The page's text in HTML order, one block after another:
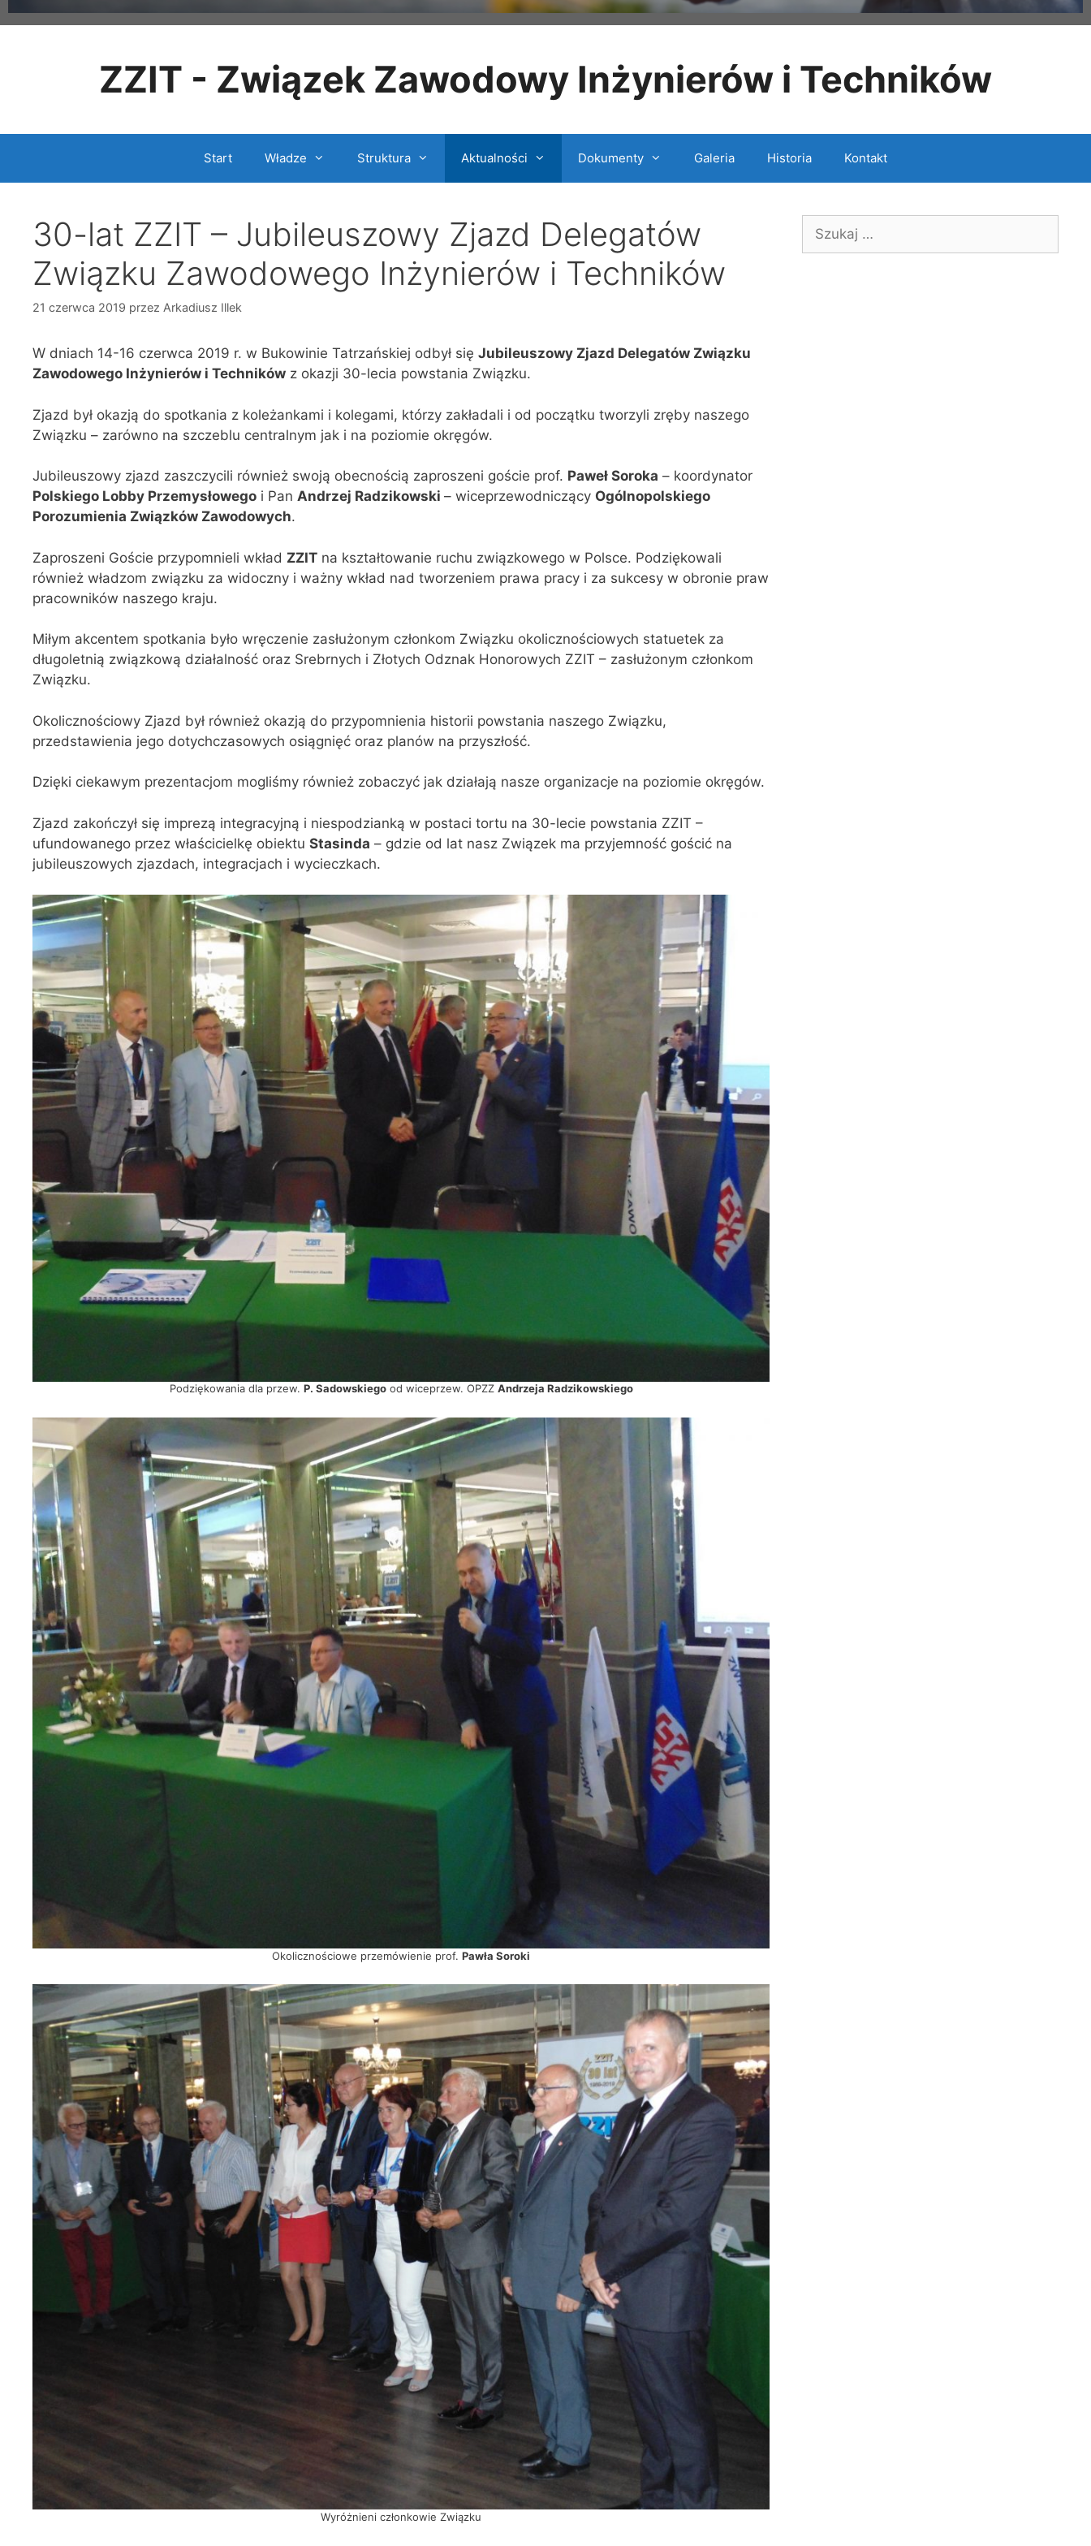
ZZIT - Związek Zawodowy Inżynierów i Techników
Start Władze Struktura Aktualności Dokumenty Galeria Historia Kontakt
30-lat ZZIT – Jubileuszowy Zjazd Delegatów
Związku Zawodowego Inżynierów i Techników
21 czerwca 2019 przez Arkadiusz Illek
W dniach 14-16 czerwca 2019 r. w Bukowinie Tatrzańskiej odbył się Jubileuszowy Zjazd Delegatów Związku
Zawodowego Inżynierów i Techników z okazji 30-lecia powstania Związku.
Zjazd był okazją do spotkania z koleżankami i kolegami, którzy zakładali i od początku tworzyli zręby naszego
Związku – zarówno na szczeblu centralnym jak i na poziomie okręgów.
Jubileuszowy zjazd zaszczycili również swoją obecnością zaproszeni goście prof. Paweł Soroka – koordynator
Polskiego Lobby Przemysłowego i Pan Andrzej Radzikowski – wiceprzewodniczący Ogólnopolskiego
Porozumienia Związków Zawodowych.
Zaproszeni Goście przypomnieli wkład ZZIT na kształtowanie ruchu związkowego w Polsce. Podziękowali
również władzom związku za widoczny i ważny wkład nad tworzeniem prawa pracy i za sukcesy w obronie praw
pracowników naszego kraju.
Miłym akcentem spotkania było wręczenie zasłużonym członkom Związku okolicznościowych statuetek za
długoletnią związkową działalność oraz Srebrnych i Złotych Odznak Honorowych ZZIT – zasłużonym członkom
Związku.
Okolicznościowy Zjazd był również okazją do przypomnienia historii powstania naszego Związku,
przedstawienia jego dotychczasowych osiągnięć oraz planów na przyszłość.
Dzięki ciekawym prezentacjom mogliśmy również zobaczyć jak działają nasze organizacje na poziomie okręgów.
Zjazd zakończył się imprezą integracyjną i niespodzianką w postaci tortu na 30-lecie powstania ZZIT –
ufundowanego przez właścicielkę obiektu Stasinda – gdzie od lat nasz Związek ma przyjemność gościć na
jubileuszowych zjazdach, integracjach i wycieczkach.
Podziękowania dla przew. P. Sadowskiegood wiceprzew. OPZZ Andrzeja Radzikowskiego
Okolicznościowe przemówienie prof. Pawła Soroki
Wyróżnieni członkowie Związku